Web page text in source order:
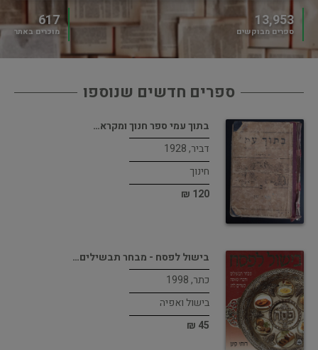
13,953
ספרים מבוקשים
617
מוכרים באתר
ספרים חדשים שנוספו
בתוך עמי ספר חנוך ומקרא…
דביר, 1928
חינוך
120 ₪
בישול לפסח - מבחר תבשילים…
כתר, 1998
בישול ואפיה
45 ₪